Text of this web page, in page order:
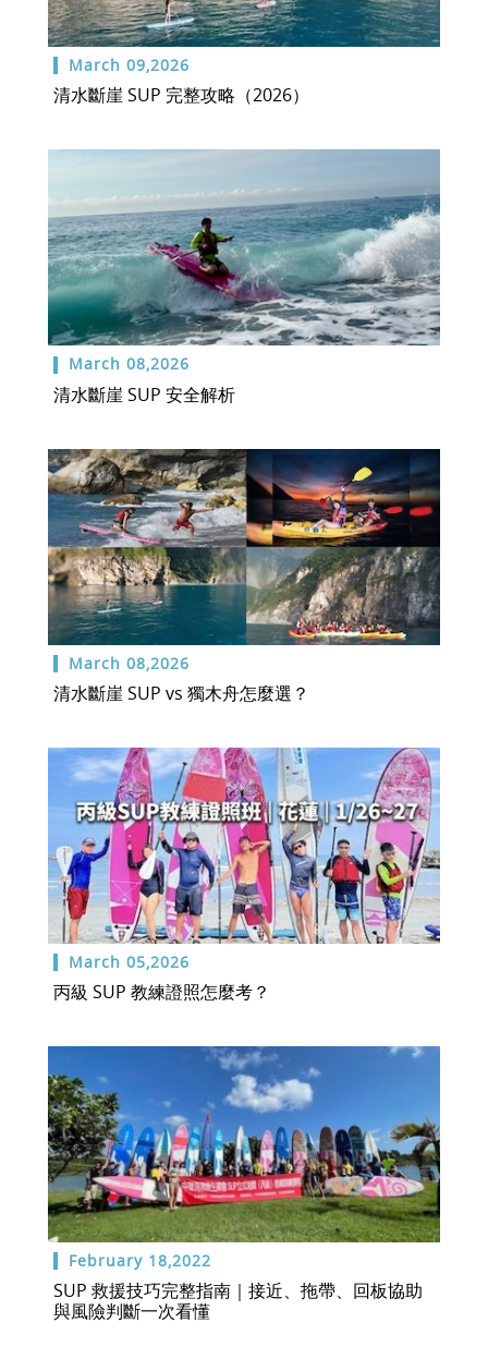
March 09,2026
清水斷崖 SUP 完整攻略（2026）
March 08,2026
清水斷崖 SUP 安全解析
March 08,2026
清水斷崖 SUP vs 獨木舟怎麼選？
March 05,2026
丙級 SUP 教練證照怎麼考？
February 18,2022
SUP 救援技巧完整指南｜接近、拖帶、回板協助
與風險判斷一次看懂